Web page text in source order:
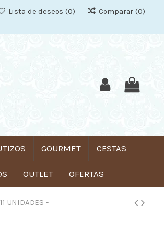
Lista de deseos (0) Comparar (0)
GOURMET CESTAS
OUTLET OFERTAS
UNIDADES -